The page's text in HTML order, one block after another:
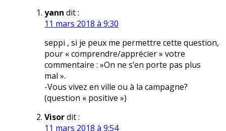
yann dit :
11 mars 2018 à 9:30
seppi , si je peux me permettre cette question,
pour « comprendre/apprécier » votre
commentaire : »On ne s’en porte pas plus
mal ».
-Vous vivez en ville ou à la campagne?
(question « positive »)
Visordit :
11 mars 2018 à 9:54